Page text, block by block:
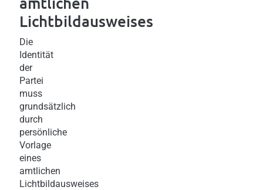
Lichtbildausweises
Die
Identität
der
Partei
muss
grundsätzlich
durch
persönliche
Vorlage
eines
amtlichen
Lichtbildausweises